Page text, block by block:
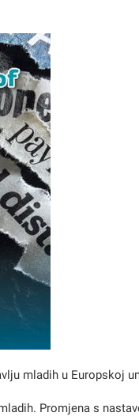
mladih u Europskoj
Promjena s